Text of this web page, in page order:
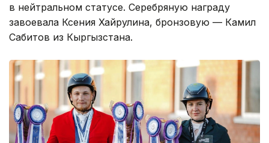
в нейтральном статусе. Серебряную награду
завоевала Ксения Хайрулина, бронзовую — Камил
Сабитов из Кыргызстана.